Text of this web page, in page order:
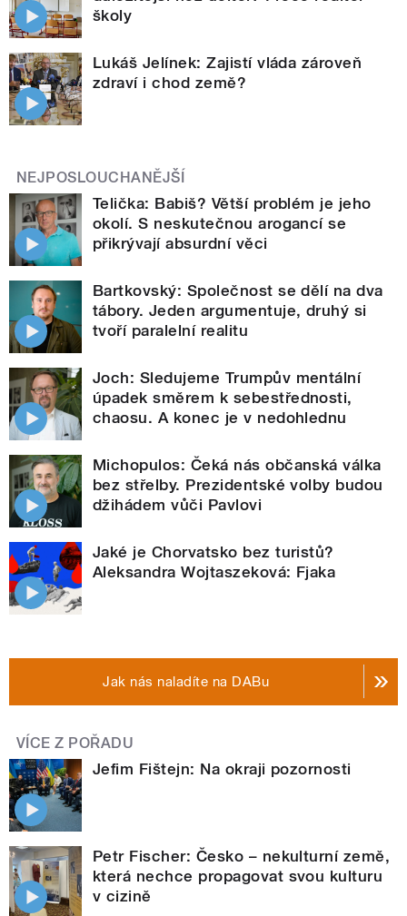
školy
Lukáš Jelínek: Zajistí vláda zároveň
zdraví i chod země?
NEJPOSLOUCHANĚJŠÍ
Telička: Babiš? Větší problém je jeho
okolí. S neskutečnou arogancí se
přikrývají absurdní věci
Bartkovský: Společnost se dělí na dva
tábory. Jeden argumentuje, druhý si
tvoří paralelní realitu
Joch: Sledujeme Trumpův mentální
úpadek směrem k sebestřednosti,
chaosu. A konec je v nedohlednu
Michopulos: Čeká nás občanská válka
bez střelby. Prezidentské volby budou
džihádem vůči Pavlovi
Jaké je Chorvatsko bez turistů?
Aleksandra Wojtaszeková: Fjaka
Jak nás naladíte na DABu
VÍCE Z POŘADU
Jefim Fištejn: Na okraji pozornosti
Petr Fischer: Česko – nekulturní země,
která nechce propagovat svou kulturu
v cizině